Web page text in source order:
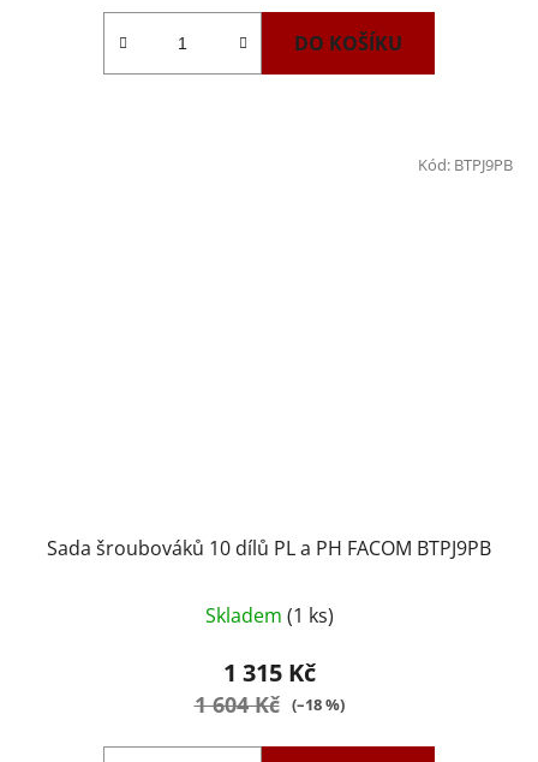
DO KOŠÍKU
Sada šroubováků 10 dílů PL a PH FACOM BTPJ9PB
Skladem (1 ks)
1 315 Kč
1 604 Kč (–18 %)
Kód: BTPJ9PB